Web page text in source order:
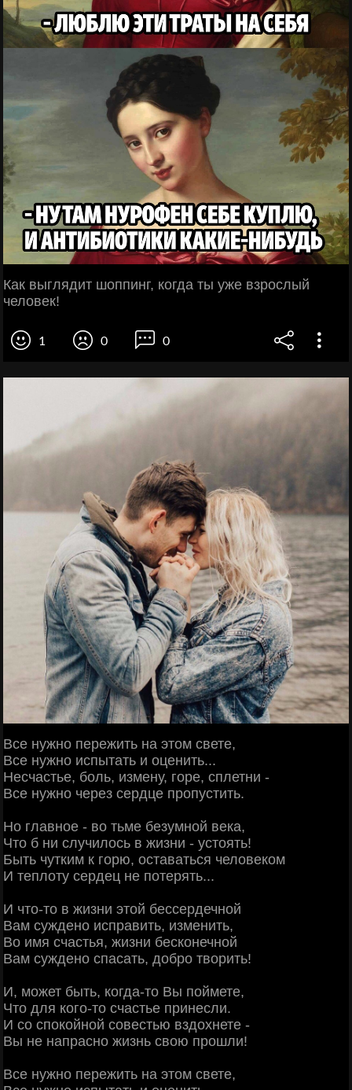
Как выглядит шоппинг, когда ты уже взрослый
человек!
1 0 0
Все нужно пережить на этом свете,
Все нужно испытать и оценить...
Несчастье, боль, измену, горе, сплетни -
Все нужно через сердце пропустить.
Но главное - во тьме безумной века,
Что б ни случилось в жизни - устоять!
Быть чутким к горю, оставаться человеком
И теплоту сердец не потерять...
И что-то в жизни этой бессердечной
Вам суждено исправить, изменить,
Во имя счастья, жизни бесконечной
Вам суждено спасать, добро творить!
И, может быть, когда-то Вы поймете,
Что для кого-то счастье принесли.
И со спокойной совестью вздохнете -
Вы не напрасно жизнь свою прошли!
Все нужно пережить на этом свете,